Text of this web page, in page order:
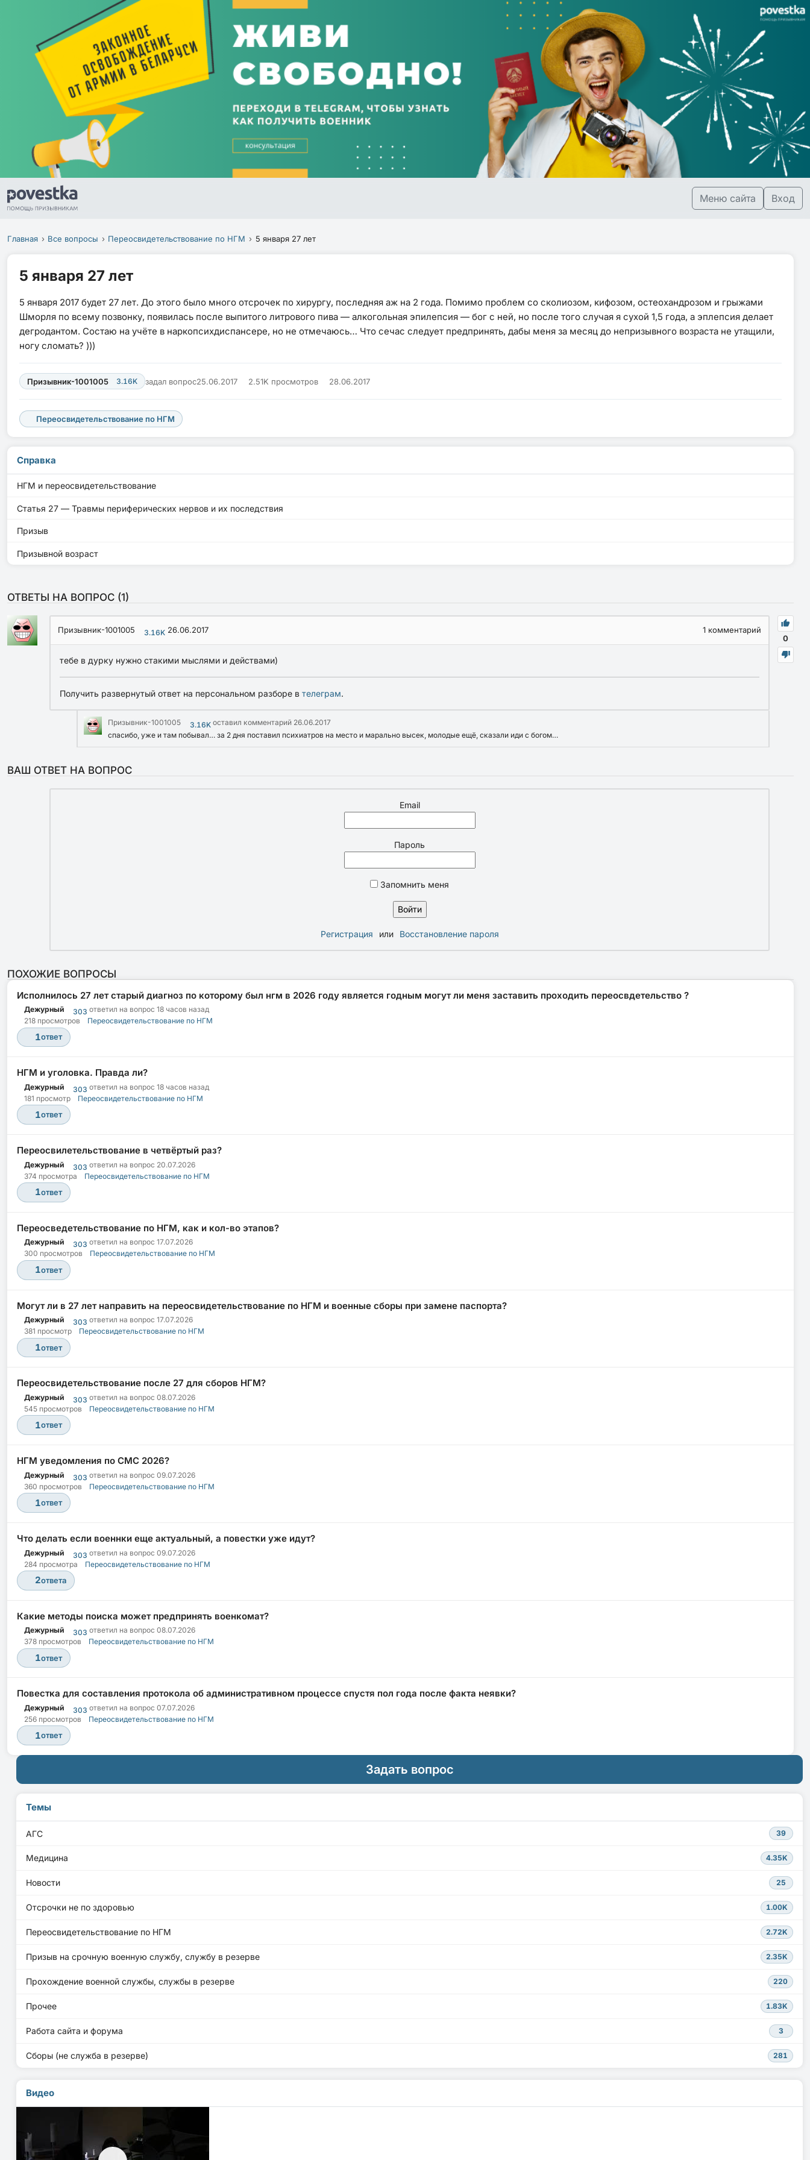
Меню сайта Вход
Главная Все вопросы Переосвидетельствование по НГМ 5 января 27 лет
5 января 27 лет
5 января 2017 будет 27 лет. До этого было много отсрочек по хирургу, последняя аж на 2 года. Помимо проблем со сколиозом, кифозом, остеохандрозом и грыжами
Шморля по всему позвонку, появилась после выпитого литрового пива — алкогольная эпилепсия — бог с ней, но после того случая я сухой 1,5 года, а эплепсия делает
дегродантом. Состаю на учёте в наркопсихдиспансере, но не отмечаюсь… Что сечас следует предпринять, дабы меня за месяц до непризывного возраста не утащили,
ногу сломать? )))
Призывник-1001005 3.16K задал вопрос25.06.2017 2.51K просмотров 28.06.2017
Переосвидетельствование по НГМ
Справка
НГМ и переосвидетельствование
Статья 27 — Травмы периферических нервов и их последствия
Призыв
Призывной возраст
ОТВЕТЫ НА ВОПРОС (1)
0
Призывник-1001005 3.16K 26.06.2017 1 комментарий
тебе в дурку нужно стакими мыслями и действами)
Получить развернутый ответ на персональном разборе в телеграм.
Призывник-1001005 3.16K оставил комментарий 26.06.2017
спасибо, уже и там побывал… за 2 дня поставил психиатров на место и марально высек, молодые ещё, сказали иди с богом…
ВАШ ОТВЕТ НА ВОПРОС
Email
Пароль
Запомнить меня
Регистрация или Восстановление пароля
ПОХОЖИЕ ВОПРОСЫ
Исполнилось 27 лет старый диагноз по которому был нгм в 2026 году является годным могут ли меня заставить проходить переосвдетельство ?
Дежурный 303 ответил на вопрос 18 часов назад
218 просмотров
Переосвидетельствование по НГМ
1ответ
НГМ и уголовка. Правда ли?
Дежурный 303 ответил на вопрос 18 часов назад
181 просмотр
Переосвидетельствование по НГМ
1ответ
Переосвилетельствование в четвёртый раз?
Дежурный 303 ответил на вопрос 20.07.2026
374 просмотра
Переосвидетельствование по НГМ
1ответ
Переосведетельствование по НГМ, как и кол-во этапов?
Дежурный 303 ответил на вопрос 17.07.2026
300 просмотров
Переосвидетельствование по НГМ
1ответ
Могут ли в 27 лет направить на переосвидетельствование по НГМ и военные сборы при замене паспорта?
Дежурный 303 ответил на вопрос 17.07.2026
381 просмотр
Переосвидетельствование по НГМ
1ответ
Переосвидетельствование после 27 для сборов НГМ?
Дежурный 303 ответил на вопрос 08.07.2026
545 просмотров
Переосвидетельствование по НГМ
1ответ
НГМ уведомления по СМС 2026?
Дежурный 303 ответил на вопрос 09.07.2026
360 просмотров
Переосвидетельствование по НГМ
1ответ
Что делать если военнки еще актуальный, а повестки уже идут?
Дежурный 303 ответил на вопрос 09.07.2026
284 просмотра
Переосвидетельствование по НГМ
2ответа
Какие методы поиска может предпринять военкомат?
Дежурный 303 ответил на вопрос 08.07.2026
378 просмотров
Переосвидетельствование по НГМ
1ответ
Повестка для составления протокола об административном процессе спустя пол года после факта неявки?
Дежурный 303 ответил на вопрос 07.07.2026
256 просмотров
Переосвидетельствование по НГМ
1ответ
Задать вопрос
Темы
АГС 39
Медицина 4.35K
Новости 25
Отсрочки не по здоровью 1.00K
Переосвидетельствование по НГМ 2.72K
Призыв на срочную военную службу, службу в резерве 2.35K
Прохождение военной службы, службы в резерве 220
Прочее 1.83K
Работа сайта и форума 3
Сборы (не служба в резерве) 281
Видео